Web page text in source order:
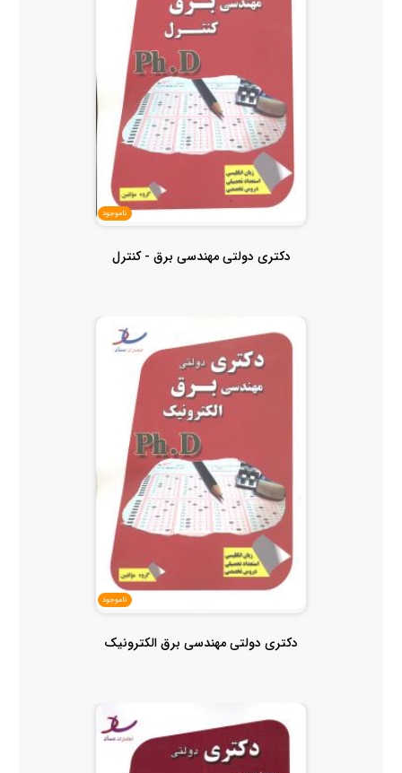
ناموجود
دکتری دولتی مهندسی برق - کنترل
ناموجود
دکتری دولتی مهندسی برق الکترونیک